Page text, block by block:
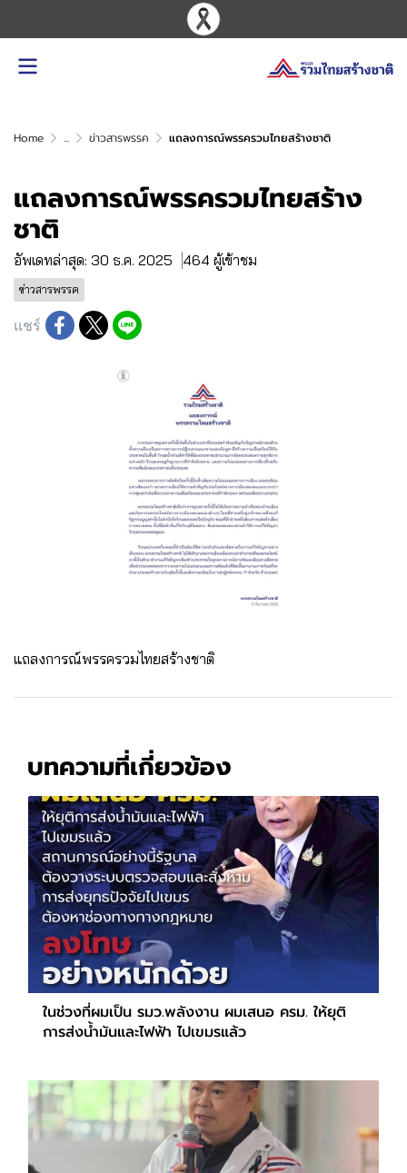
Home ... ข่าวสารพรรค แถลงการณ์พรรครวมไทยสร้างชาติ
แถลงการณ์พรรครวมไทยสร้าง
ชาติ
อัพเดทล่าสุด: 30 ธ.ค. 2025 464 ผู้เข้าชม
ข่าวสารพรรค
แชร์
แถลงการณ์พรรครวมไทยสร้างชาติ
บทความที่เกี่ยวข้อง
ในช่วงที่ผมเป็น รมว.พลังงาน ผมเสนอ ครม. ให้ยุติ
การส่งน้ำมันและไฟฟ้า ไปเขมรแล้ว